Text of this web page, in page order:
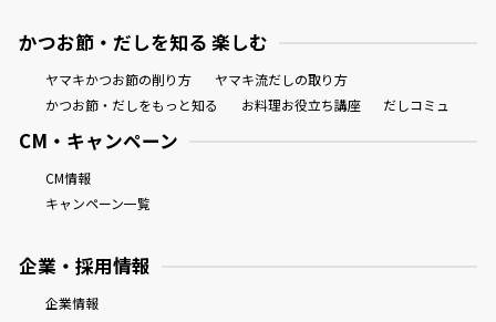
かつお節・だしを知る 楽しむ
ヤマキかつお節の削り方
ヤマキ流だしの取り方
かつお節・だしをもっと知る
お料理お役立ち講座 だしコミュ
CM・キャンペーン
CM情報
キャンペーン一覧
企業・採用情報
企業情報